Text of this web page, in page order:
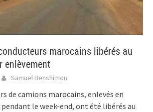
marocains libérés au
enlèvement
Samuel Benshimon
de camions marocains, enlevés en
pendant le week-end, ont été libérés au